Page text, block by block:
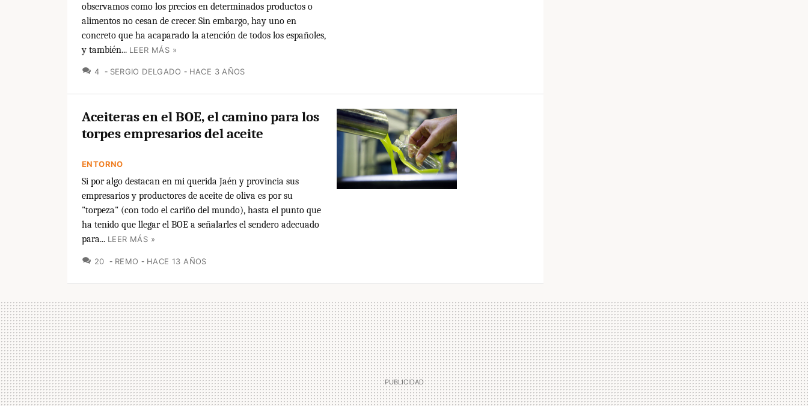
observamos como los precios en determinados productos o
alimentos no cesan de crecer. Sin embargo, hay uno en
concreto que ha acaparado la atención de todos los españoles,
y también... LEER MÁS »
4 COMENTARIOS
SERGIO DELGADO HACE 3 AÑOS
Aceiteras en el BOE, el camino para los
torpes empresarios del aceite
ENTORNO
Si por algo destacan en mi querida Jaén y provincia sus
empresarios y productores de aceite de oliva es por su
"torpeza" (con todo el cariño del mundo), hasta el punto que
ha tenido que llegar el BOE a señalarles el sendero adecuado
para... LEER MÁS »
20 COMENTARIOS
REMO HACE 13 AÑOS